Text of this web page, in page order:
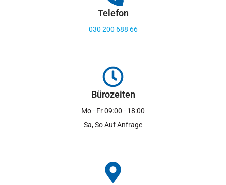
Telefon
030 200 688 66
Bürozeiten
Mo - Fr 09:00 - 18:00
Sa, So Auf Anfrage